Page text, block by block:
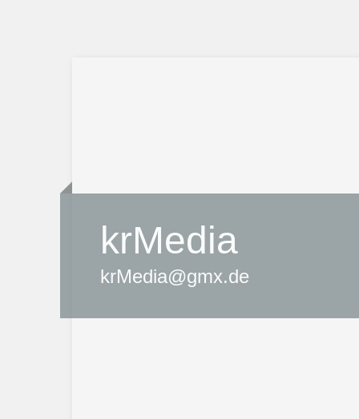
krMedia
krMedia@gmx.de